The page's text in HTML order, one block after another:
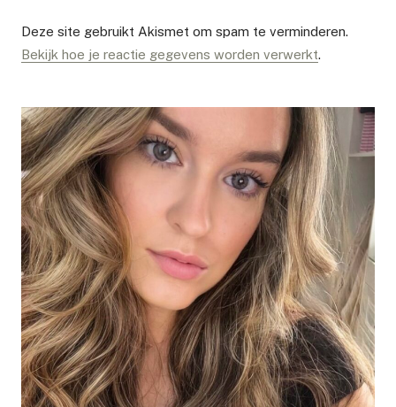
Deze site gebruikt Akismet om spam te verminderen.
Bekijk hoe je reactie gegevens worden verwerkt.